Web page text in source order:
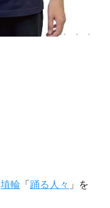
埴輪 「 踊る人々 」を